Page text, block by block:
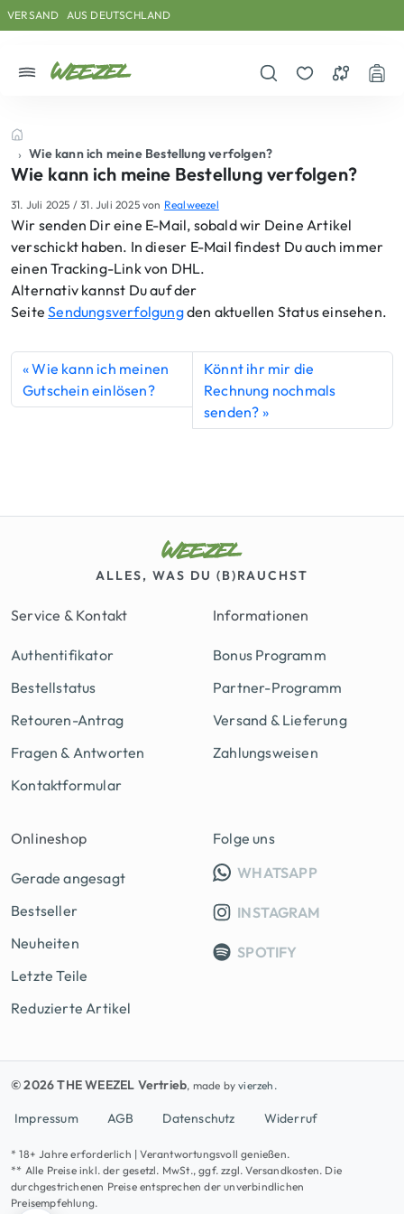
Skip to main content
Direkt zum Inhalt
Weiter zum Footer
VERSAND AUS DEUTSCHLAND
Startseite
Wie kann ich meine Bestellung verfolgen?
Wie kann ich meine Bestellung verfolgen?
31. Juli 2025 / 31. Juli 2025von Realweezel
Wir senden Dir eine E-Mail, sobald wir Deine Artikel
verschickt haben. In dieser E-Mail findest Du auch immer
einen Tracking-Link von DHL.
Alternativ kannst Du auf der
SeiteSendungsverfolgungden aktuellen Status einsehen.
Wie kann ich meinen
Gutschein einlösen?
Könnt ihr mir die
Rechnung nochmals
senden?
ALLES, WAS DU (B)RAUCHST
Service & Kontakt
Authentifikator
Bestellstatus
Retouren-Antrag
Fragen & Antworten
Kontaktformular
Informationen
Bonus Programm
Partner-Programm
Versand & Lieferung
Zahlungsweisen
Onlineshop
Gerade angesagt
Bestseller
Neuheiten
Letzte Teile
Reduzierte Artikel
Folge uns
WHATSAPPINFO
INSTAGRAM
SPOTIFY
© 2026 THE WEEZEL Vertrieb, made byvierzeh.
Impressum AGB Datenschutz Widerruf
* 18+ Jahre erforderlich | Verantwortungsvoll genießen.
** Alle Preise inkl. der gesetzl. MwSt., ggf. zzgl. Versandkosten. Die
durchgestrichenen Preise entsprechen der unverbindlichen
Preisempfehlung.